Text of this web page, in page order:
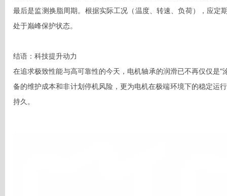
最后是监测换脂周期。根据实际工况（温度、转速、负荷），应
处于巅峰保护状态。
结语：科技提升动力
在追求极致性能与高可靠性的今天，电机轴承的润滑已不再仅仅是
备的维护成本和非计划停机风险，更为电机在极端环境下的稳定运